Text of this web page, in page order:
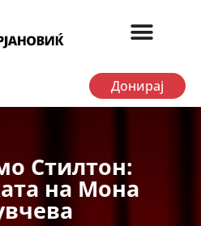
Донирај
Стилтон:
на Мона